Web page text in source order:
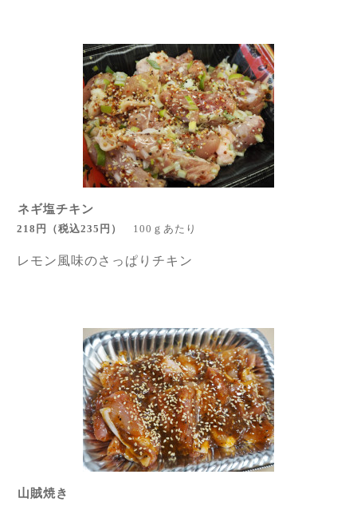
ネギ塩チキン
218円 （税込235円 ） 100ｇあたり
レモン風味のさっぱりチキン
山賊焼き